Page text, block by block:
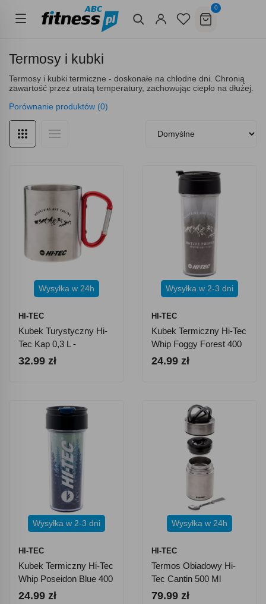
0
Termosy i kubki
Termosy i kubki termiczne - doskonałe na chłodne dni. Chronią
zawartość przez utratą temperatury, zachowując ciepło na dłużej.
Porównanie produktów (0)
Wysyłka w 24h
HI-TEC
Kubek Turystyczny Hi-
Tec Kap 0,3 L -
Czerwony
32.99 zł
Wysyłka w 2-3 dni
HI-TEC
Kubek Termiczny Hi-Tec
Whip Foggy Forest 400
Ml
24.99 zł
Wysyłka w 2-3 dni
HI-TEC
Kubek Termiczny Hi-Tec
Whip Poseidon Blue 400
Ml
24.99 zł
Wysyłka w 24h
HI-TEC
Termos Obiadowy Hi-
Tec Cantin 500 Ml
79.99 zł